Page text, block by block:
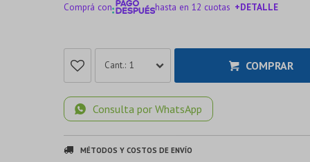
Comprá con hasta en 12 cuotas +DETALLE
1 COMPRAR
Consulta por WhatsApp
MÉTODOS Y COSTOS DE ENVÍO